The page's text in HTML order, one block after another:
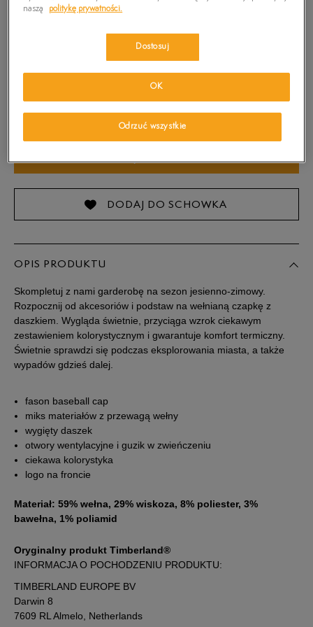
Sprawdź dostępność w salonach
DODAJ DO SCHOWKA
OPIS PRODUKTU
Skompletuj z nami garderobę na sezon jesienno-zimowy.
Rozpocznij od akcesoriów i podstaw na wełnianą czapkę z
daszkiem. Wygląda świetnie, przyciąga wzrok ciekawym
zestawieniem kolorystycznym i gwarantuje komfort termiczny.
Świetnie sprawdzi się podczas eksplorowania miasta, a także
wypadów gdzieś dalej.
fason baseball cap
miks materiałów z przewagą wełny
wygięty daszek
otwory wentylacyjne i guzik w zwieńczeniu
ciekawa kolorystyka
logo na froncie
Materiał: 59% wełna, 29% wiskoza, 8% poliester, 3%
bawełna, 1% poliamid
Oryginalny produkt Timberland®
INFORMACJA O POCHODZENIU PRODUKTU:
TIMBERLAND EUROPE BV
Darwin 8
7609 RL Almelo, Netherlands
naszą
politykę prywatności.
Dostosuj
Odrzuć wszystkie
OK